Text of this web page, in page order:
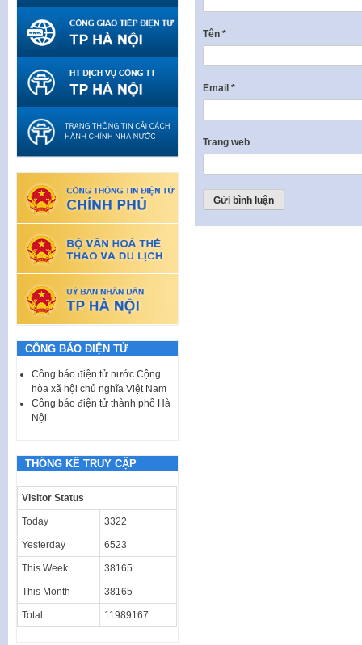
Tên *
Email *
Trang web
CÔNG BÁO ĐIỆN TỬ
Công báo điện tử nước Cộng
hòa xã hội chủ nghĩa Việt Nam
Công báo điện tử thành phố Hà
Nội
THỐNG KÊ TRUY CẬP
Visitor Status
Today 3322
Yesterday 6523
This Week 38165
This Month 38165
Total 11989167